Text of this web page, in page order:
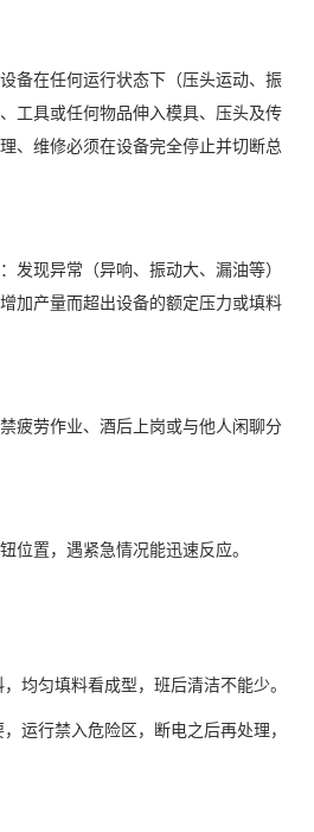
备在任何运行状态下（压头运动、振
工具或任何物品伸入模具、压头及传
、维修必须在设备完全停止并切断总
发现异常（异响、振动大、漏油等）
加产量而超出设备的额定压力或填料
疲劳作业、酒后上岗或与他人闲聊分
位置，遇紧急情况能迅速反应。
均匀填料看成型，班后清洁不能少。
运行禁入危险区，断电之后再处理，